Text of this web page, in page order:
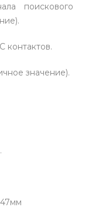
поискового
контактов.
значение).